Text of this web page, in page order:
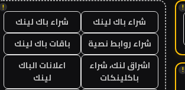
!
!
!
شراء باك لينك
شراء باك لينك
شراء روابط نصية
باقات باك لينك
اشراق لنك، شراء
باكلينكات
اعلانات الباك
لينك